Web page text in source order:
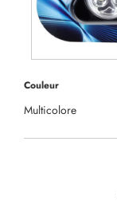
Couleur
Multicolore